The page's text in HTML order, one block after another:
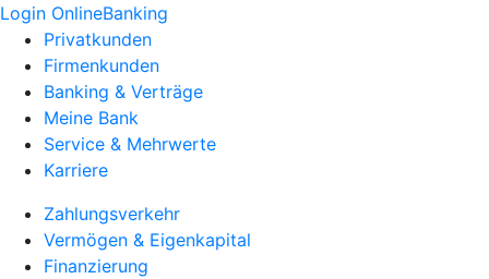
Login OnlineBanking
Privatkunden
Firmenkunden
Banking & Verträge
Meine Bank
Service & Mehrwerte
Karriere
Zahlungsverkehr
Vermögen & Eigenkapital
Finanzierung